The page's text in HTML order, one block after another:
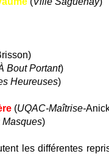
Bout Portant)
Heureuses)
(UQAC-Maîtrise-
Masques)
les différentes